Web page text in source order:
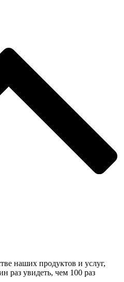
наших продуктов и услуг,
раз увидеть, чем 100 раз